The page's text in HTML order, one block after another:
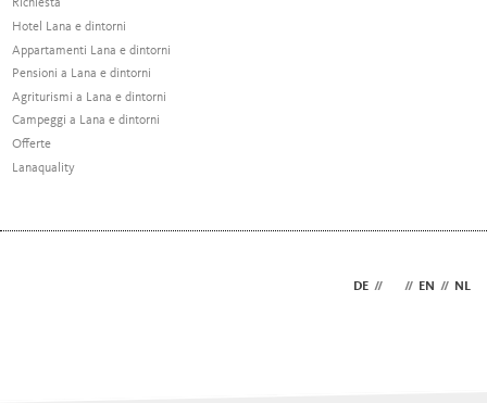
Richiesta
Hotel Lana e dintorni
Appartamenti Lana e dintorni
Pensioni a Lana e dintorni
Agriturismi a Lana e dintorni
Campeggi a Lana e dintorni
Offerte
Lanaquality
DE // // EN // NL